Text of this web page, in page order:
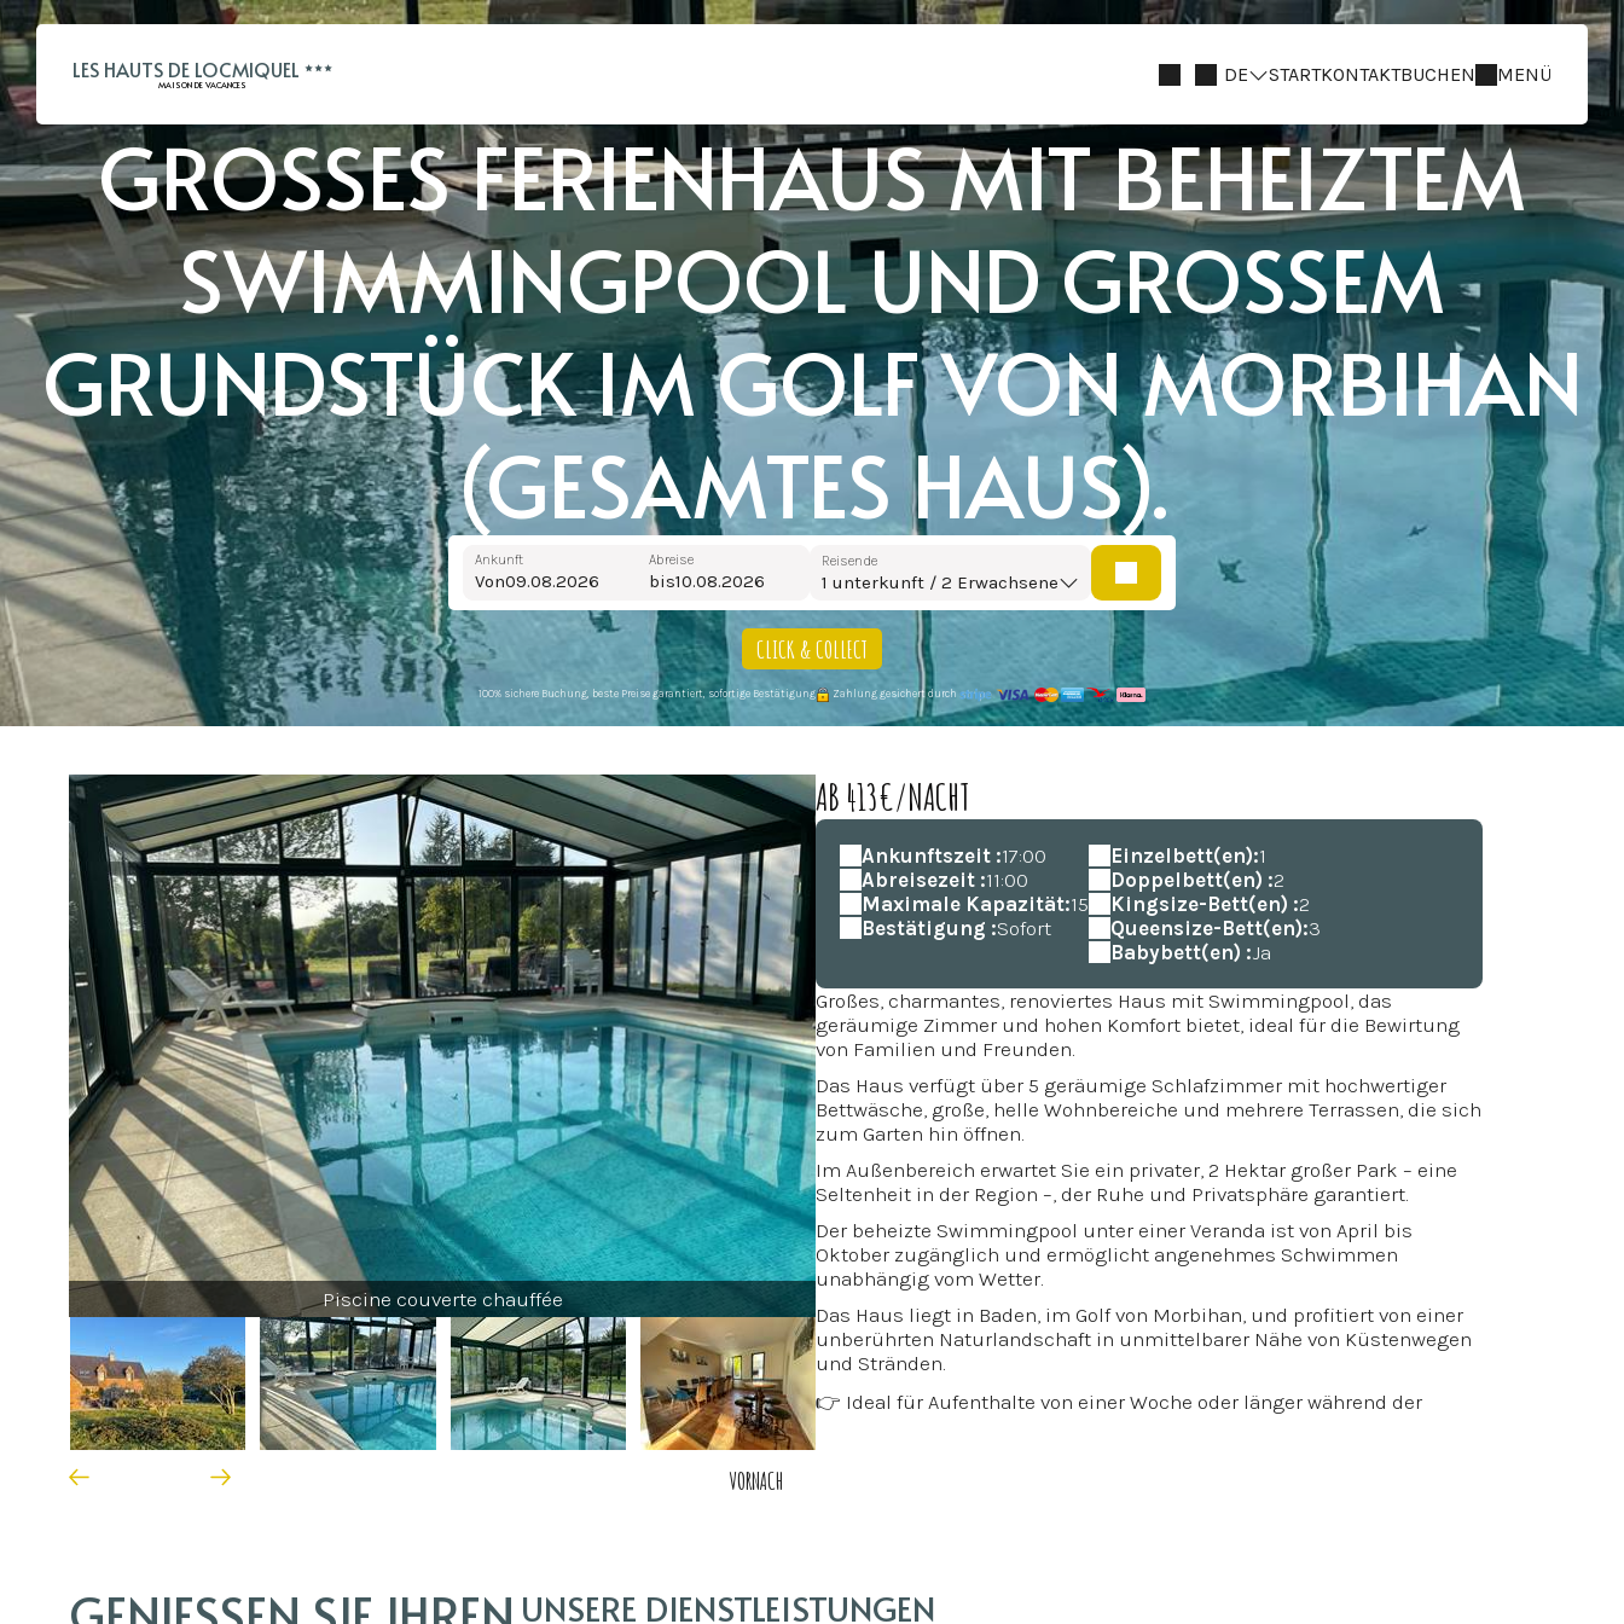
LES HAUTS DE LOCMIQUEL
MAISON DE VACANCES DE STARTKONTAKTBUCHEN MENÜ
GROSSES FERIENHAUS MIT BEHEIZTEM S
WIMMINGPOOL UND GROSSEM G
RUNDSTÜCK IM GOLF VON MORBIHAN (G
ESAMTES HAUS).
Ankunft
Von
Abreise
bis
Reisende
1 unterkunft / 2 Erwachsene
CLICK & COLLECT
100% sichere Buchung, beste Preise garantiert, sofortige Bestätigung Zahlung gesichert durch
Piscine couverte chauffée
VORNACH
AB 413€/NACHT
Ankunftszeit :17:00
Abreisezeit :11:00
Maximale Kapazität:15
Bestätigung :Sofort
Einzelbett(en):1
Doppelbett(en) :2
Kingsize-Bett(en) :2
Queensize-Bett(en):3
Babybett(en) :Ja
Großes, charmantes, renoviertes Haus mit Swimmingpool, das
geräumige Zimmer und hohen Komfort bietet, ideal für die Bewirtung
von Familien und Freunden.
Das Haus verfügt über 5 geräumige Schlafzimmer mit hochwertiger
Bettwäsche, große, helle Wohnbereiche und mehrere Terrassen, die sich
zum Garten hin öffnen.
Im Außenbereich erwartet Sie ein privater, 2 Hektar großer Park – eine
Seltenheit in der Region –, der Ruhe und Privatsphäre garantiert.
Der beheizte Swimmingpool unter einer Veranda ist von April bis
Oktober zugänglich und ermöglicht angenehmes Schwimmen
unabhängig vom Wetter.
Das Haus liegt in Baden, im Golf von Morbihan, und profitiert von einer
unberührten Naturlandschaft in unmittelbarer Nähe von Küstenwegen
und Stränden.
👉 Ideal für Aufenthalte von einer Woche oder länger während der
5 geräumige Schlafzimmer
Beheiztes Hallenbad
UNSERE DIENSTLEISTUNGEN